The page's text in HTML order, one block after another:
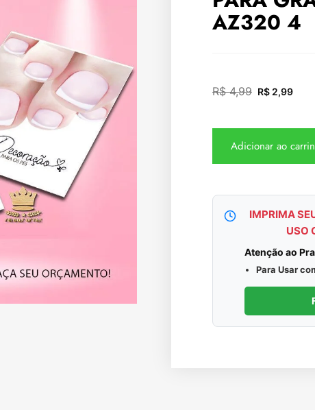
AZ320 4
R$4,99 R$ 2,99
Adicionar ao
IMPRIMA
USO
Atenção ao
Para Usar